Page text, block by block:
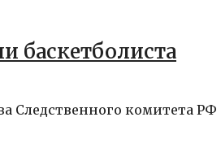
баскетболиста
Следственного комитета РФ